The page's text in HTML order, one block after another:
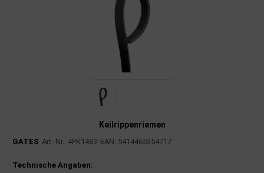
Keilrippenriemen
GATES Art.-Nr.: 4PK1483 EAN: 5414465354717
Produktinformationen
Technische Angaben: